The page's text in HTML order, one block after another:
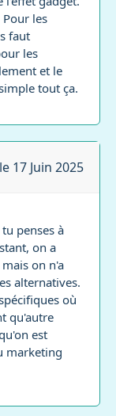
les
faut
les
et le
tout ça.
le 17 Juin 2025
penses à
on a
on n'a
alternatives.
où
qu'autre
est
marketing